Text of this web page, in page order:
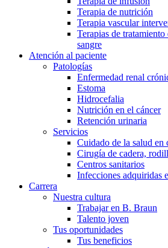
Terapia de nutrición
Terapia vascular
Terapias de
sangre
Atención al paciente
Patologías
Enfermedad renal
Estoma
Hidrocefalia
Nutrición en el cáncer
Retención urinaria
Servicios
Cuidado de la salud en
Cirugía de cadera,
Centros sanitarios
Infecciones adquiridas
Carrera
Nuestra cultura
Trabajar en B. Braun
Talento joven
Tus oportunidades
Tus beneficios